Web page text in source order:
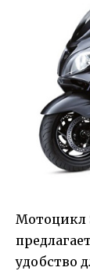
Мотоцикл
удобство